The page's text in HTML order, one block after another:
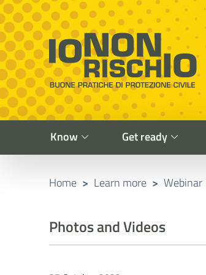
Vai al contenuto principale
Raggiungi il piè di pagina
Io non rischio
Presidency of the Council of Ministers
Know Get ready
Home > Learn more > Webinar
Photos and Videos